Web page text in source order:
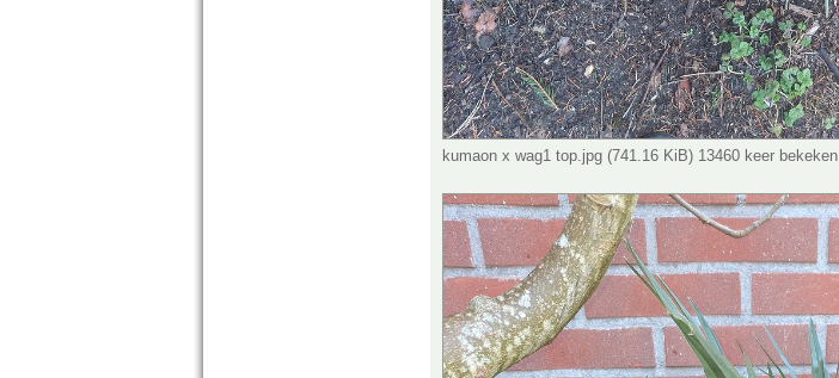
kumaon x wag1 top.jpg (741.16 KiB) 13460 keer bekeken